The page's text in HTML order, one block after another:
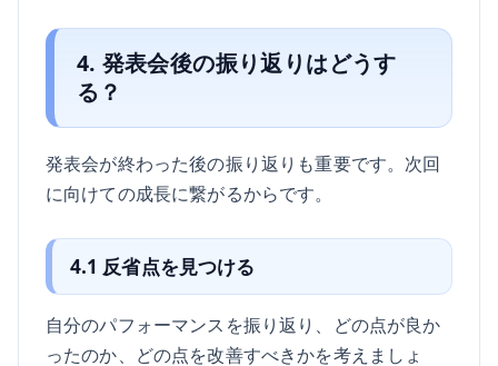
4. 発表会後の振り返りはどうす
る？
発表会が終わった後の振り返りも重要です。次回
に向けての成長に繋がるからです。
4.1 反省点を見つける
自分のパフォーマンスを振り返り、どの点が良か
ったのか、どの点を改善すべきかを考えましょ